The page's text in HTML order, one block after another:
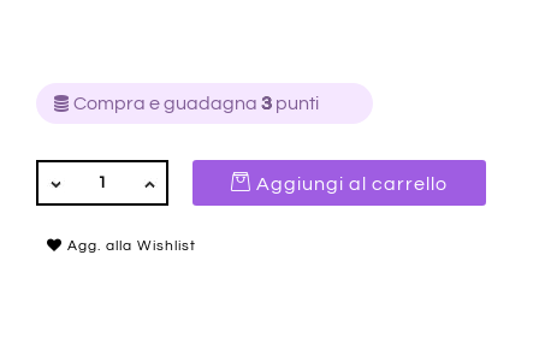
Compra e guadagna 3 punti
QUANTITÀ
Aggiungi al carrello
Agg. alla Wishlist